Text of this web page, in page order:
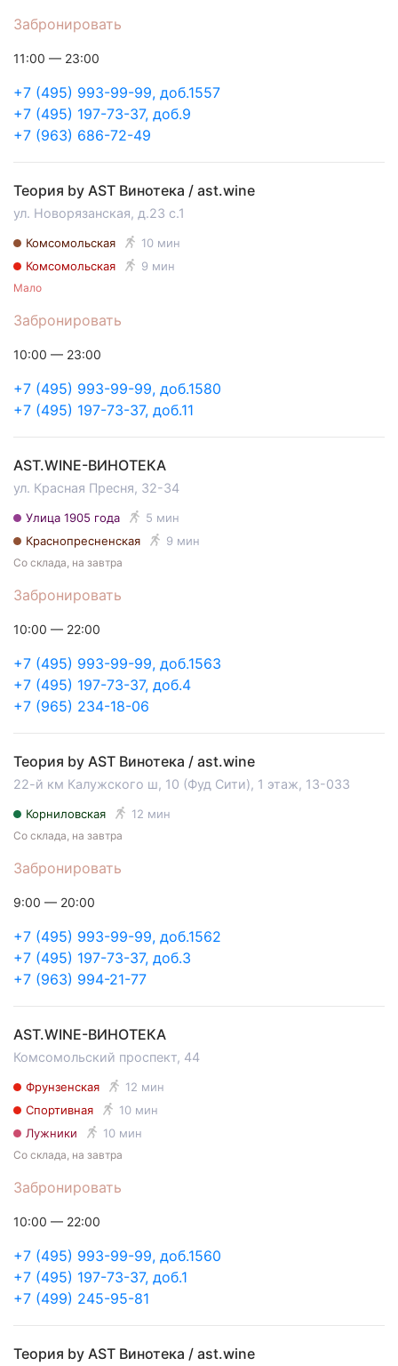
Забронировать
+7 (495) 993-99-99, доб.1557
+7 (495) 197-73-37, доб.9
+7 (963) 686-72-49
11:00 — 23:00
Теория by AST Винотека / ast.wine
ул. Новорязанская, д.23 с.1
Комсомольская
10 мин
Комсомольская
9 мин
Забронировать
Мало
+7 (495) 993-99-99, доб.1580
+7 (495) 197-73-37, доб.11
10:00 — 23:00
AST.WINE-ВИНОТЕКА
ул. Красная Пресня, 32-34
Улица 1905 года
5 мин
Краснопресненская
9 мин
Забронировать
Со склада, на завтра
+7 (495) 993-99-99, доб.1563
+7 (495) 197-73-37, доб.4
+7 (965) 234-18-06
10:00 — 22:00
Теория by AST Винотека / ast.wine
22-й км Калужского ш, 10 (Фуд Сити), 1 этаж, 13-033
Корниловская 12 мин
Забронировать
Со склада, на завтра
+7 (495) 993-99-99, доб.1562
+7 (495) 197-73-37, доб.3
+7 (963) 994-21-77
9:00 — 20:00
AST.WINE-ВИНОТЕКА
Комсомольский проспект, 44
Фрунзенская
12 мин
Спортивная
10 мин
Лужники
10 мин
Забронировать
Со склада, на завтра
+7 (495) 993-99-99, доб.1560
+7 (495) 197-73-37, доб.1
+7 (499) 245-95-81
10:00 — 22:00
Теория by AST Винотека / ast.wine